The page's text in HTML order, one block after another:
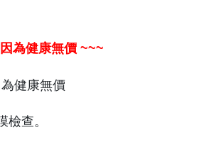
因為健康無價 ~~~
查。